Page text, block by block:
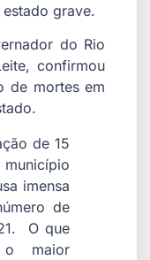
grave.
do Rio
confirmou
de mortes em
de 15
imensa
de
O que
o maior